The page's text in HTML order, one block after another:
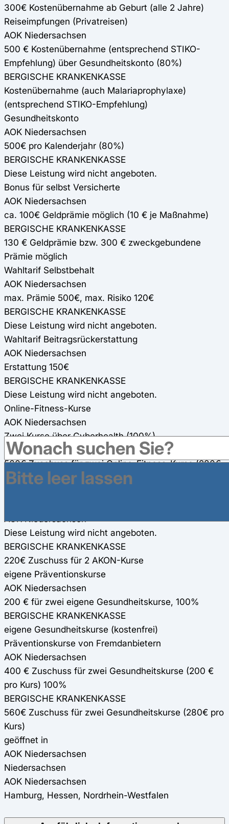
300€ Kostenübernahme ab Geburt (alle 2 Jahre)
Reiseimpfungen (Privatreisen)
AOK Niedersachsen
500 € Kostenübernahme (entsprechend STIKO-
Empfehlung) über Gesundheitskonto (80%)
BERGISCHE KRANKENKASSE
Kostenübernahme (auch Malariaprophylaxe)
(entsprechend STIKO-Empfehlung)
Gesundheitskonto
AOK Niedersachsen
500€ pro Kalenderjahr (80%)
BERGISCHE KRANKENKASSE
Diese Leistung wird nicht angeboten.
Bonus für selbst Versicherte
AOK Niedersachsen
ca. 100€ Geldprämie möglich (10 € je Maßnahme)
BERGISCHE KRANKENKASSE
130 € Geldprämie bzw. 300 € zweckgebundene
Prämie möglich
Wahltarif Selbstbehalt
AOK Niedersachsen
max. Prämie 500€, max. Risiko 120€
BERGISCHE KRANKENKASSE
Diese Leistung wird nicht angeboten.
Wahltarif Beitragsrückerstattung
AOK Niedersachsen
Erstattung 150€
BERGISCHE KRANKENKASSE
Diese Leistung wird nicht angeboten.
Online-Fitness-Kurse
AOK Niedersachsen
Zwei Kurse über Cyberhealth (100%)
BERGISCHE KRANKENKASSE
560€ Zuschuss für zwei Online-Fitness-Kurse (280€
pro Kurs) (werden für andere Präventionsmaßnahmen
AOK Niedersachsen
Diese Leistung wird nicht angeboten.
BERGISCHE KRANKENKASSE
220€ Zuschuss für 2 AKON-Kurse
eigene Präventionskurse
AOK Niedersachsen
200 € für zwei eigene Gesundheitskurse, 100%
BERGISCHE KRANKENKASSE
eigene Gesundheitskurse (kostenfrei)
Präventionskurse von Fremdanbietern
AOK Niedersachsen
400 € Zuschuss für zwei Gesundheitskurse (200 €
pro Kurs) 100%
BERGISCHE KRANKENKASSE
560€ Zuschuss für zwei Gesundheitskurse (280€ pro
Kurs)
geöffnet in
AOK Niedersachsen
Niedersachsen
AOK Niedersachsen
Hamburg, Hessen, Nordrhein-Westfalen